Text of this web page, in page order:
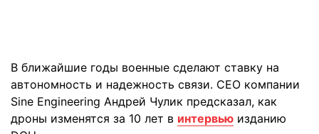
В ближайшие годы военные сделают ставку на
автономность и надежность связи. CEO компании
Sine Engineering Андрей Чулик предсказал, как
дроны изменятся за 10 лет в интервью изданию